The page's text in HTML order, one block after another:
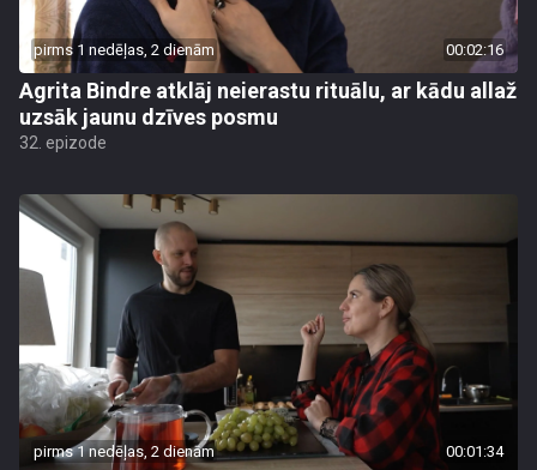
pirms 1 nedēļas, 2 dienām 00:02:16
Agrita Bindre atklāj neierastu rituālu, ar kādu allaž
uzsāk jaunu dzīves posmu
32. epizode
pirms 1 nedēļas, 2 dienām 00:01:34